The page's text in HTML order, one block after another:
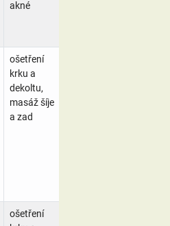
akné
ošetření
krku a
dekoltu,
masáž šíje
a zad
ošetření